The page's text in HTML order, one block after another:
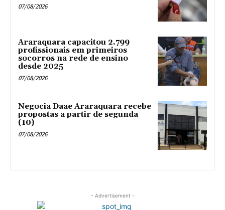
07/08/2026
Araraquara capacitou 2.799
profissionais em primeiros
socorros na rede de ensino
desde 2025
07/08/2026
Negocia Daae Araraquara recebe
propostas a partir de segunda
(10)
07/08/2026
- Advertisement -